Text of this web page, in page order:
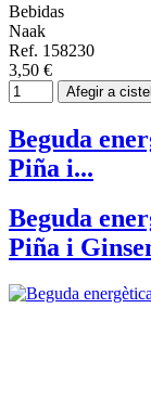
Bebidas
Naak
Ref. 158230
3,50 €
Afegir a
Beguda
Piña i...
Beguda
Piña i